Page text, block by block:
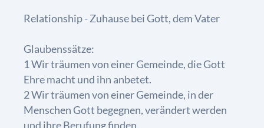
Relationship - Zuhause bei Gott, dem Vater
Glaubenssätze:
1 Wir träumen von einer Gemeinde, die Gott
Ehre macht und ihn anbetet.
2 Wir träumen von einer Gemeinde, in der
Menschen Gott begegnen, verändert werden
und ihre Berufung finden.